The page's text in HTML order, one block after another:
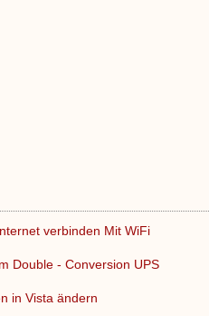
verbinden Mit WiFi
Double - Conversion UPS
in Vista ändern